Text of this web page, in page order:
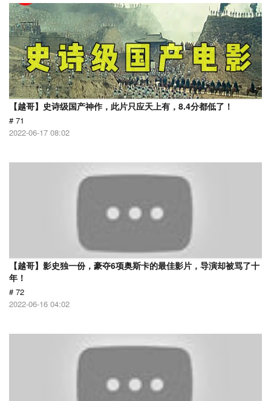
【越哥】史诗级国产神作，此片只应天上有，8.4分都低了！
# 71
2022-06-17 08:02
【越哥】影史独一份，豪夺6项奥斯卡的最佳影片，导演却被骂了十
年！
# 72
2022-06-16 04:02